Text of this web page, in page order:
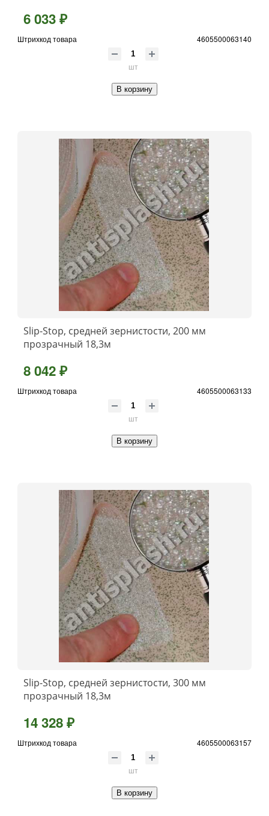
6 033 ₽
Штрихкод товара 4605500063140
шт
В корзину
Slip-Stop, средней зернистости, 200 мм
прозрачный 18,3м
8 042 ₽
Штрихкод товара 4605500063133
шт
В корзину
Slip-Stop, средней зернистости, 300 мм
прозрачный 18,3м
14 328 ₽
Штрихкод товара 4605500063157
шт
В корзину